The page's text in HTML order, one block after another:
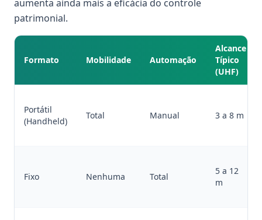
aumenta ainda mais a eficácia do controle
patrimonial.
Formato Mobilidade Automação
Alcance
Típico
(UHF)
Portátil
(Handheld)
Total Manual 3 a 8 m
Fixo Nenhuma Total
5 a 12
m